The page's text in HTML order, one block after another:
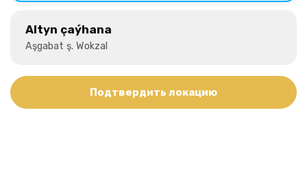
Altyn çaýhana
Aşgabat ş. Wokzal
Подтвердить локацию